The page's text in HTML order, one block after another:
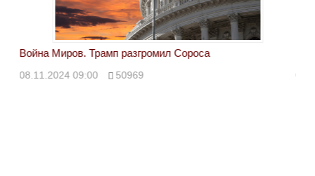
Война Миров. Трамп разгромил Сороса
08.11.2024 09:00 50969